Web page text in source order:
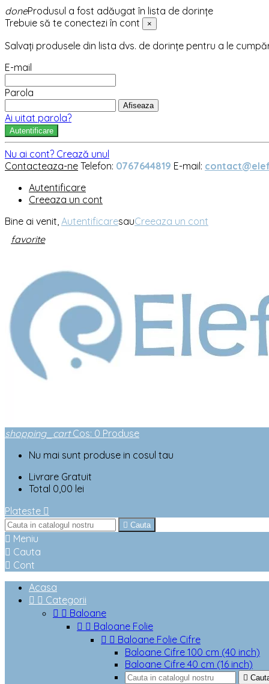
doneProdusul a fost adăugat în lista de dorințe
Trebuie să te conectezi în cont
×
Salvați produsele din lista dvs. de dorințe pentru a le
E-mail
Parola
Afiseaza
Ai uitat parola?
Autentificare
Nu ai cont? Crează unul
Contacteaza-ne Telefon: 0767644819 E-mail:
Autentificare
Creeaza un cont
Bine ai venit, AutentificaresauCreeaza un cont
favorite
shopping_cart Cos: 0 Produse
Nu mai sunt produse in cosul tau
Livrare Gratuit
Total 0,00 lei
Plateste 
 Cauta
 Meniu
 Cauta
 Cont
Acasa
  Categorii
  Baloane
  Baloane Folie
  Baloane Folie Cifre
Baloane Cifre 100 cm (40 inch)
Baloane Cifre 40 cm (16 inch)
